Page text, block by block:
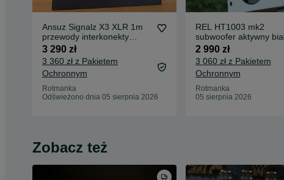
Ansuz Signalz X3 XLR 1m
przewody interkonekty
analogowe OUTLET
3 290 zł
3 360 zł z Pakietem
Ochronnym
Rotmanka
Odświeżono dnia 05 sierpnia 2026
REL HT1003 mk2
subwoofer aktywny
stan idealny outlet
2 990 zł
3 060 zł z Pakietem
Ochronnym
Rotmanka
05 sierpnia 2026
Zobacz też